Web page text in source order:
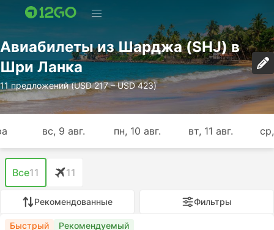
Авиабилеты из Шарджа (SHJ) в
Шри Ланка
11 предложений (USD 217 – USD 423)
вс, 9 авг. пн, 10 авг. вт, 11 авг.
Все11 11
Рекомендованные Фильтры
Быстрый Рекомендуемый